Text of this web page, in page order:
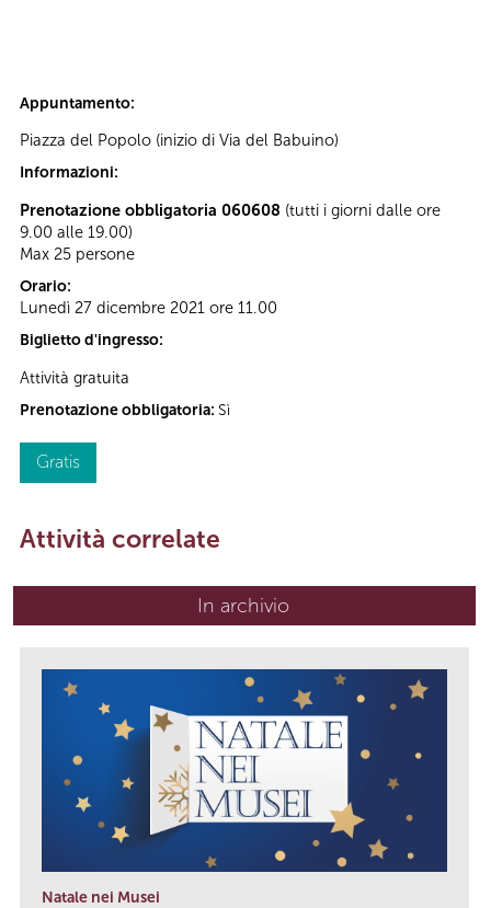
Appuntamento:
Piazza del Popolo (inizio di Via del Babuino)
Informazioni:
Prenotazione obbligatoria 060608 (tutti i giorni dalle ore
9.00 alle 19.00)
Max 25 persone
Orario:
Lunedì 27 dicembre 2021 ore 11.00
Biglietto d'ingresso:
Attività gratuita
Prenotazione obbligatoria: Sì
Gratis
Attività correlate
In archivio
Natale nei Musei